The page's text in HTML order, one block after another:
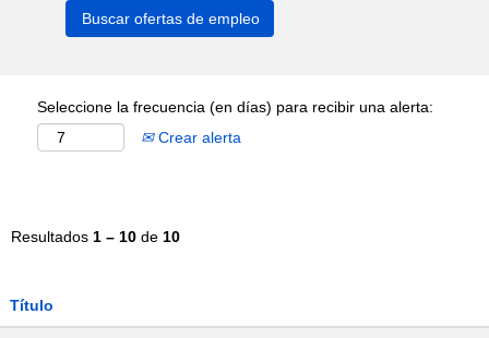
Seleccione la frecuencia (en días) para recibir una alerta:
Crear alerta
Resultados 1 – 10 de 10
Título